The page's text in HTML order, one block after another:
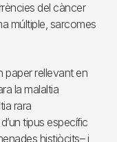
del càncer
múltiple, sarcomes
paper rellevant en
la malaltia
rara
tipus específic
histiòcits– i